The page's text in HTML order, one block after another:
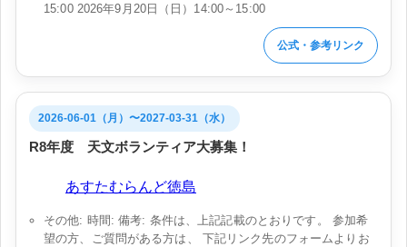
15:00 2026年9月20日（日）14:00～15:00
公式・参考リンク
2026-06-01（月）〜2027-03-31（水）
R8年度 天文ボランティア大募集！
あすたむらんど徳島
その他: 時間: 備考: 条件は、上記記載のとおりです。 参加希
望の方、ご質問がある方は、 下記リンク先のフォームよりお